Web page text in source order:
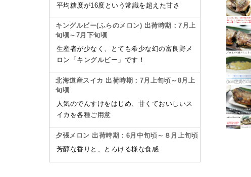
平均糖度が16度という常識を超えた甘さ
キングルビー(ふらのメロン) 出荷時期：7月上
旬頃～7月下旬頃
生産者が少なく、とても希少な幻の富良野メ
ロン「キングルビー」です！
北海道産スイカ 出荷時期：7月上旬頃～8月上
旬頃
人気のでんすけをはじめ、甘くておいしいス
イカを各種ご用意
夕張メロン 出荷時期：6月中旬頃～８月上旬頃
芳醇な香りと、とろける様な食感